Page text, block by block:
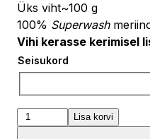
Üks viht~100 g
100% Superwash
Vihi kerasse kerimisel
Seisukord
Hydrangea
Lisa korvi